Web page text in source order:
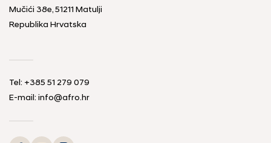
Mučići 38e, 51211 Matulji
Republika Hrvatska
Tel: +385 51 279 079
E-mail: info@afro.hr